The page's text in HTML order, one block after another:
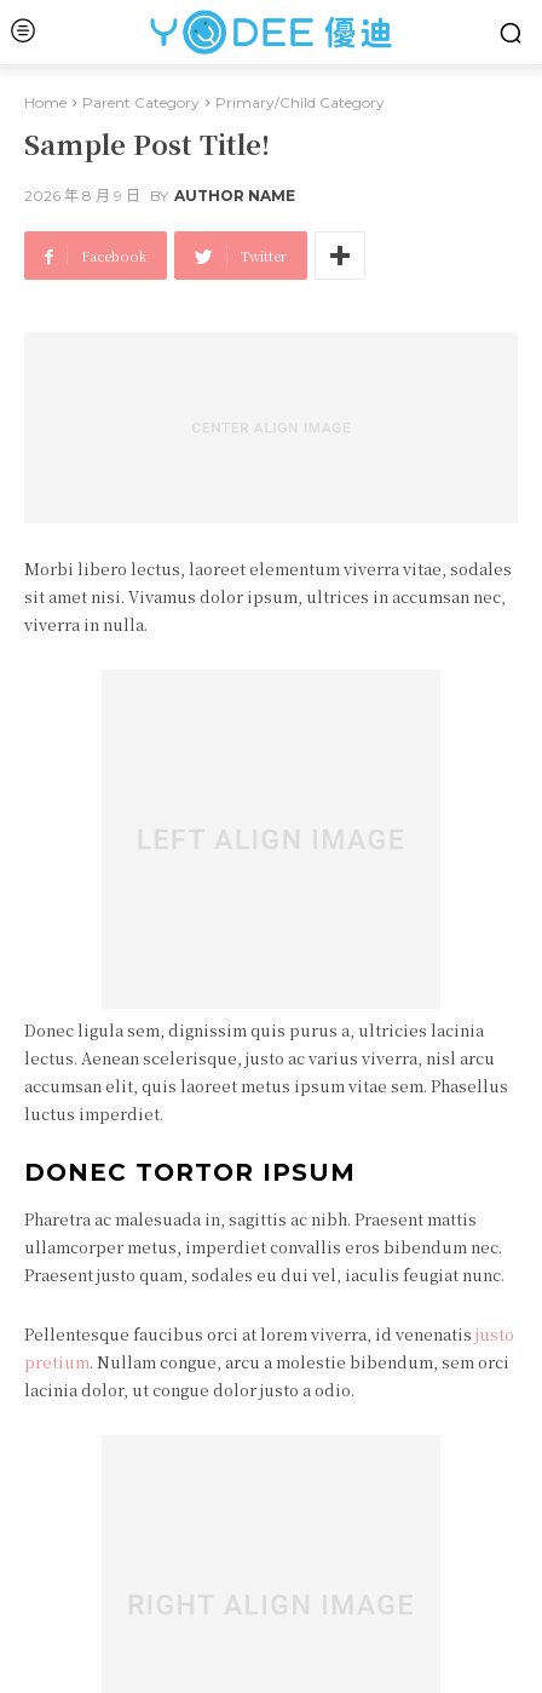
Home Parent Category Primary/Child Category
Sample Post Title!
2026 年 8 月 9 日 BY AUTHOR NAME
Facebook Twitter
Morbi libero lectus, laoreet elementum viverra vitae, sodales
sit amet nisi. Vivamus dolor ipsum, ultrices in accumsan nec,
viverra in nulla.
Donec ligula sem, dignissim quis purus a, ultricies lacinia
lectus. Aenean scelerisque, justo ac varius viverra, nisl arcu
accumsan elit, quis laoreet metus ipsum vitae sem. Phasellus
luctus imperdiet.
DONEC TORTOR IPSUM
Pharetra ac malesuada in, sagittis ac nibh. Praesent mattis
ullamcorper metus, imperdiet convallis eros bibendum nec.
Praesent justo quam, sodales eu dui vel, iaculis feugiat nunc.
Pellentesque faucibus orci at lorem viverra, id venenatis justo
pretium. Nullam congue, arcu a molestie bibendum, sem orci
lacinia dolor, ut congue dolor justo a odio.